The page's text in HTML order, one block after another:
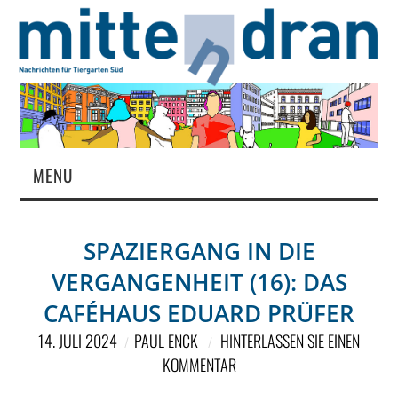
MENU
MAGAZIN
ÜBER UNS
RUBRIKEN
SPAZIERGANG IN DIE
VERGANGENHEIT (16): DAS
CAFÉHAUS EDUARD PRÜFER
14. JULI 2024 PAUL ENCK
HINTERLASSEN SIE EINEN
KOMMENTAR